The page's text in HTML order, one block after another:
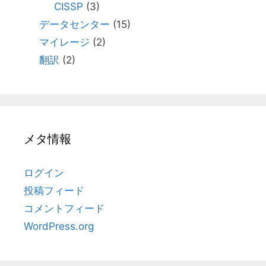
CISSP (3)
データセンター (15)
マイレージ (2)
翻訳 (2)
メタ情報
ログイン
投稿フィード
コメントフィード
WordPress.org